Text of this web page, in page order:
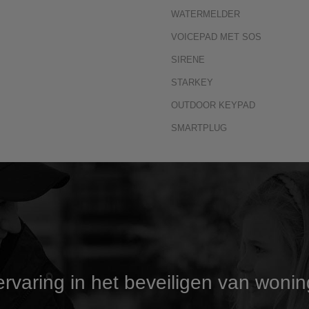
WATERMELDER
VOICEPAD MET SOS
SIRENE
STARKEY
OUTDOOR KEYPAD
SMARTPLUG
in het beveiligen van